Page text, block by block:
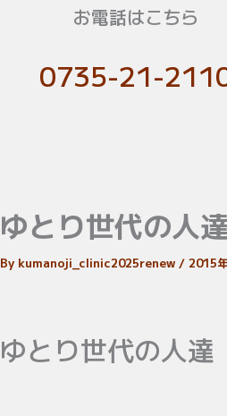
お電話はこちら
0735-21-
ゆとり世代の人達
By kumanoji_clinic2025renew / 2015
ゆとり世代の人達